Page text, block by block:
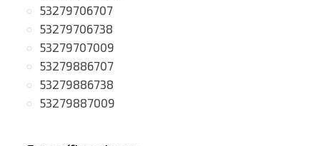
53279706707
53279706738
53279707009
53279886707
53279886738
53279887009